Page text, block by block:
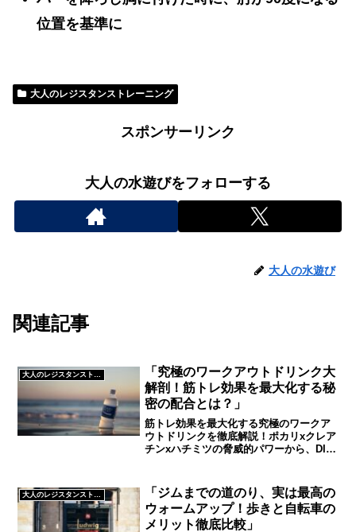
位置を基準に
大人のレジスタンストレーニング
スポンサーリンク
大人の水遊びをフォローする
大人の水遊び
関連記事
「究極のワークアウトドリンク大
解剖！筋トレ効果を最大化する秘
密の配合とは？」
筋トレ効果を最大化する究極のワークア
ウトドリンクを徹底解説！ポカリxクレア
チンxハチミツの脅威的パワーから、DIY
愛用の秘伝レシピを公開。トレーニング
効果を倍にする魔法のドリンクで、あな
たの筋トレライフが変わる
大人のレジスタンストレーニング
「ジムまでの道のり、実は最高の
ウォームアップ！歩きと自転車の
メリット徹底比較」